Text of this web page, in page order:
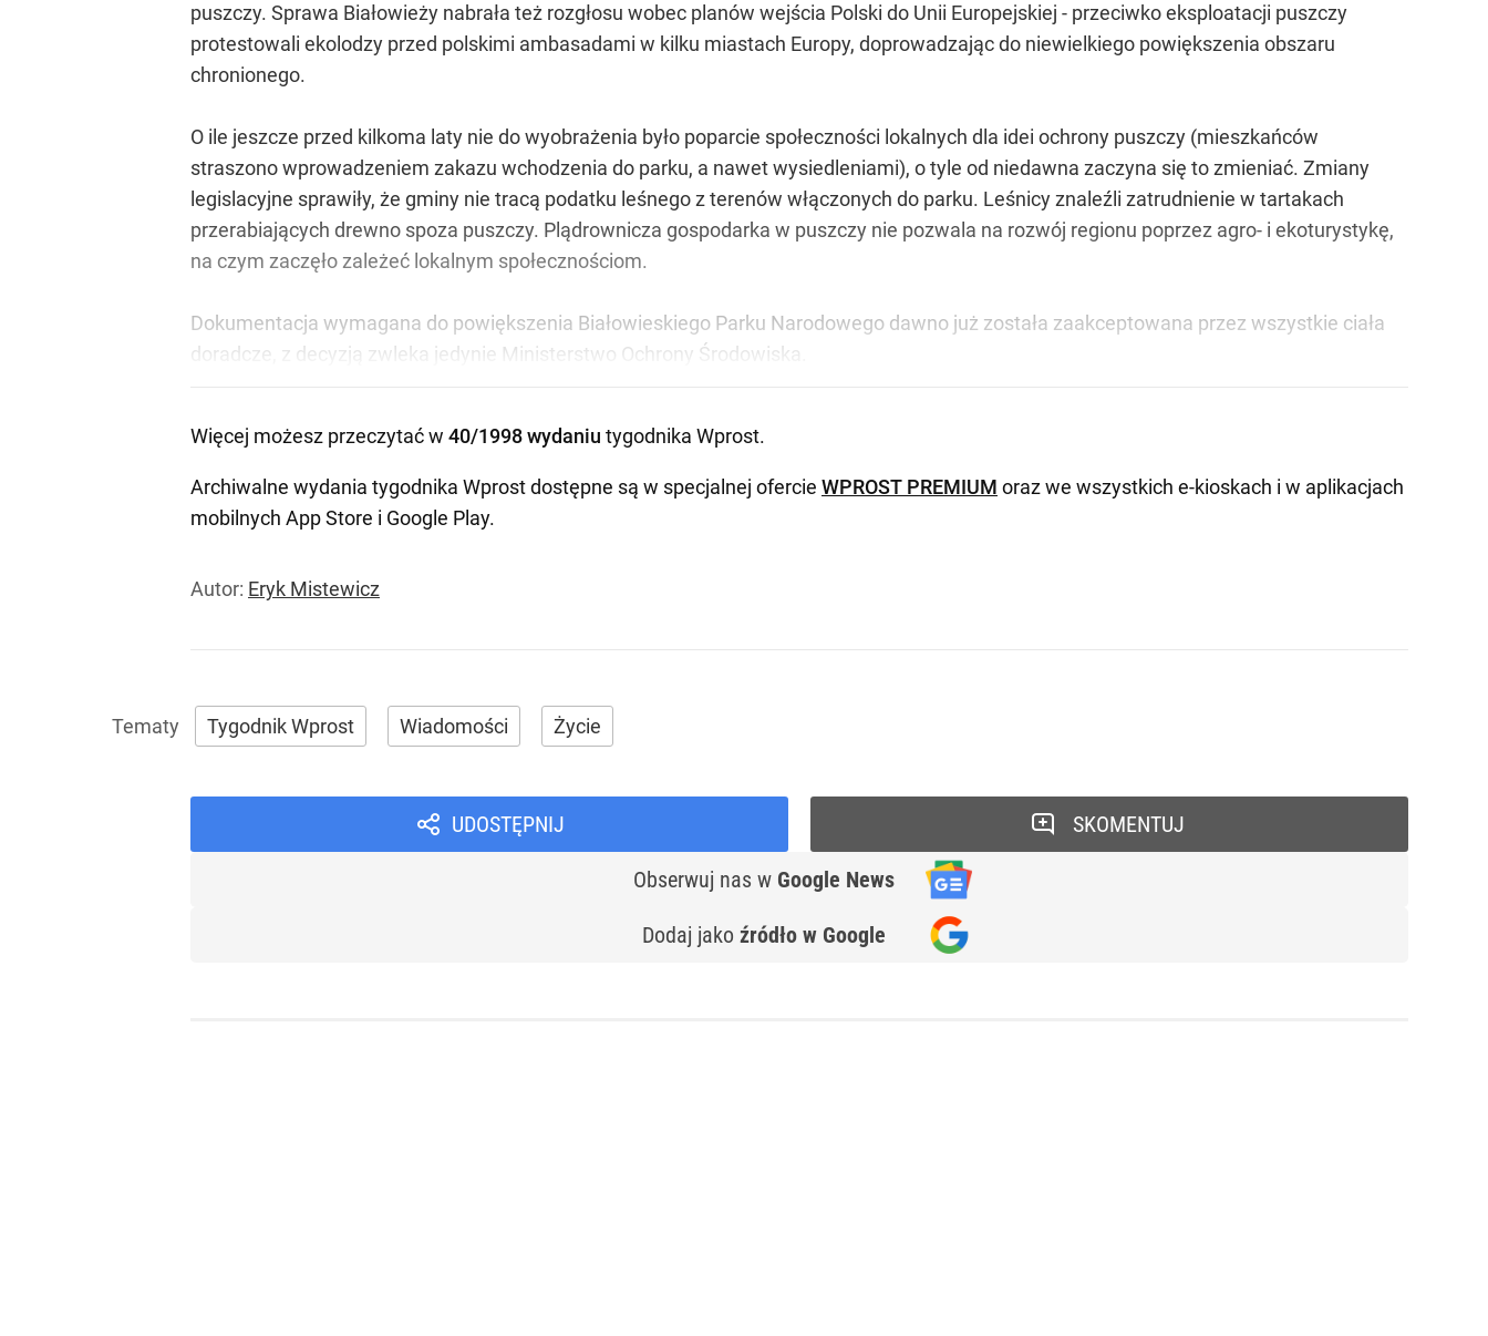
puszczy. Sprawa Białowieży nabrała też rozgłosu wobec planów wejścia Polski do Unii Europejskiej - przeciwko eksploatacji puszczy
protestowali ekolodzy przed polskimi ambasadami w kilku miastach Europy, doprowadzając do niewielkiego powiększenia obszaru
chronionego.
O ile jeszcze przed kilkoma laty nie do wyobrażenia było poparcie społeczności lokalnych dla idei ochrony puszczy (mieszkańców
straszono wprowadzeniem zakazu wchodzenia do parku, a nawet wysiedleniami), o tyle od niedawna zaczyna się to zmieniać. Zmiany
legislacyjne sprawiły, że gminy nie tracą podatku leśnego z terenów włączonych do parku. Leśnicy znaleźli zatrudnienie w tartakach
przerabiających drewno spoza puszczy. Plądrownicza gospodarka w puszczy nie pozwala na rozwój regionu poprzez agro- i ekoturystykę,
na czym zaczęło zależeć lokalnym społecznościom.
Dokumentacja wymagana do powiększenia Białowieskiego Parku Narodowego dawno już została zaakceptowana przez wszystkie ciała
doradcze, z decyzją zwleka jedynie Ministerstwo Ochrony Środowiska.
Więcej możesz przeczytać w 40/1998 wydaniu tygodnika Wprost.
Archiwalne wydania tygodnika Wprost dostępne są w specjalnej ofercie WPROST PREMIUM oraz we wszystkich e-kioskach i w aplikacjach
mobilnych App Store i Google Play.
Autor: Eryk Mistewicz
Tygodnik Wprost Wiadomości Życie
UDOSTĘPNIJ
Obserwuj nas w Google News
Dodaj jako źródło w Google
SKOMENTUJ